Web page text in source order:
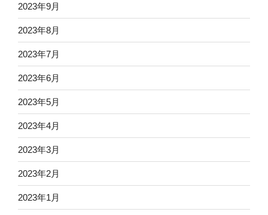
2023年9月
2023年8月
2023年7月
2023年6月
2023年5月
2023年4月
2023年3月
2023年2月
2023年1月